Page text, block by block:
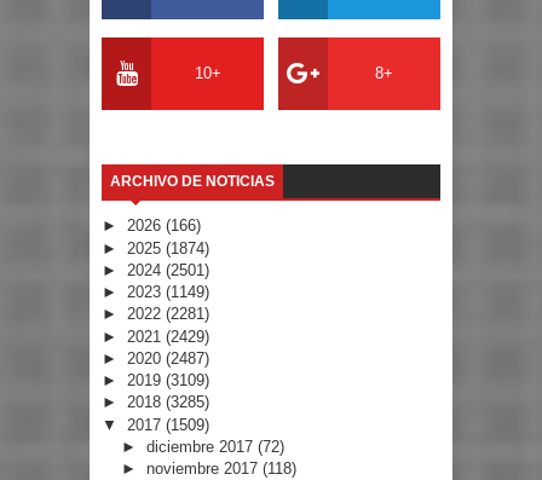
10+ 8+
ARCHIVO DE NOTICIAS
► 2026 (166)
► 2025 (1874)
► 2024 (2501)
► 2023 (1149)
► 2022 (2281)
► 2021 (2429)
► 2020 (2487)
► 2019 (3109)
► 2018 (3285)
▼ 2017 (1509)
► diciembre 2017 (72)
► noviembre 2017 (118)